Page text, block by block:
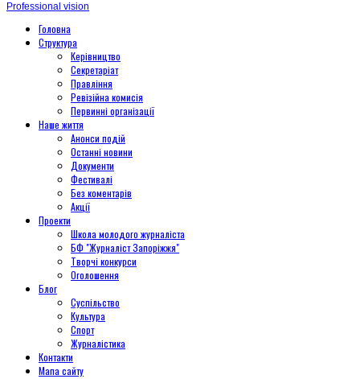
Professional vision
Головна
Структура
Керівництво
Секретаріат
Правління
Ревізійна комисія
Первинні організації
Наше життя
Анонси подій
Останні новини
Документи
Фестивалі
Без коментарів
Акції
Проекти
Школа молодого журналіста
БФ "Журналіст Запоріжжя"
Творчі конкурси
Оголошення
Блог
Суспільство
Культура
Спорт
Журналістика
Контакти
Мапа сайту